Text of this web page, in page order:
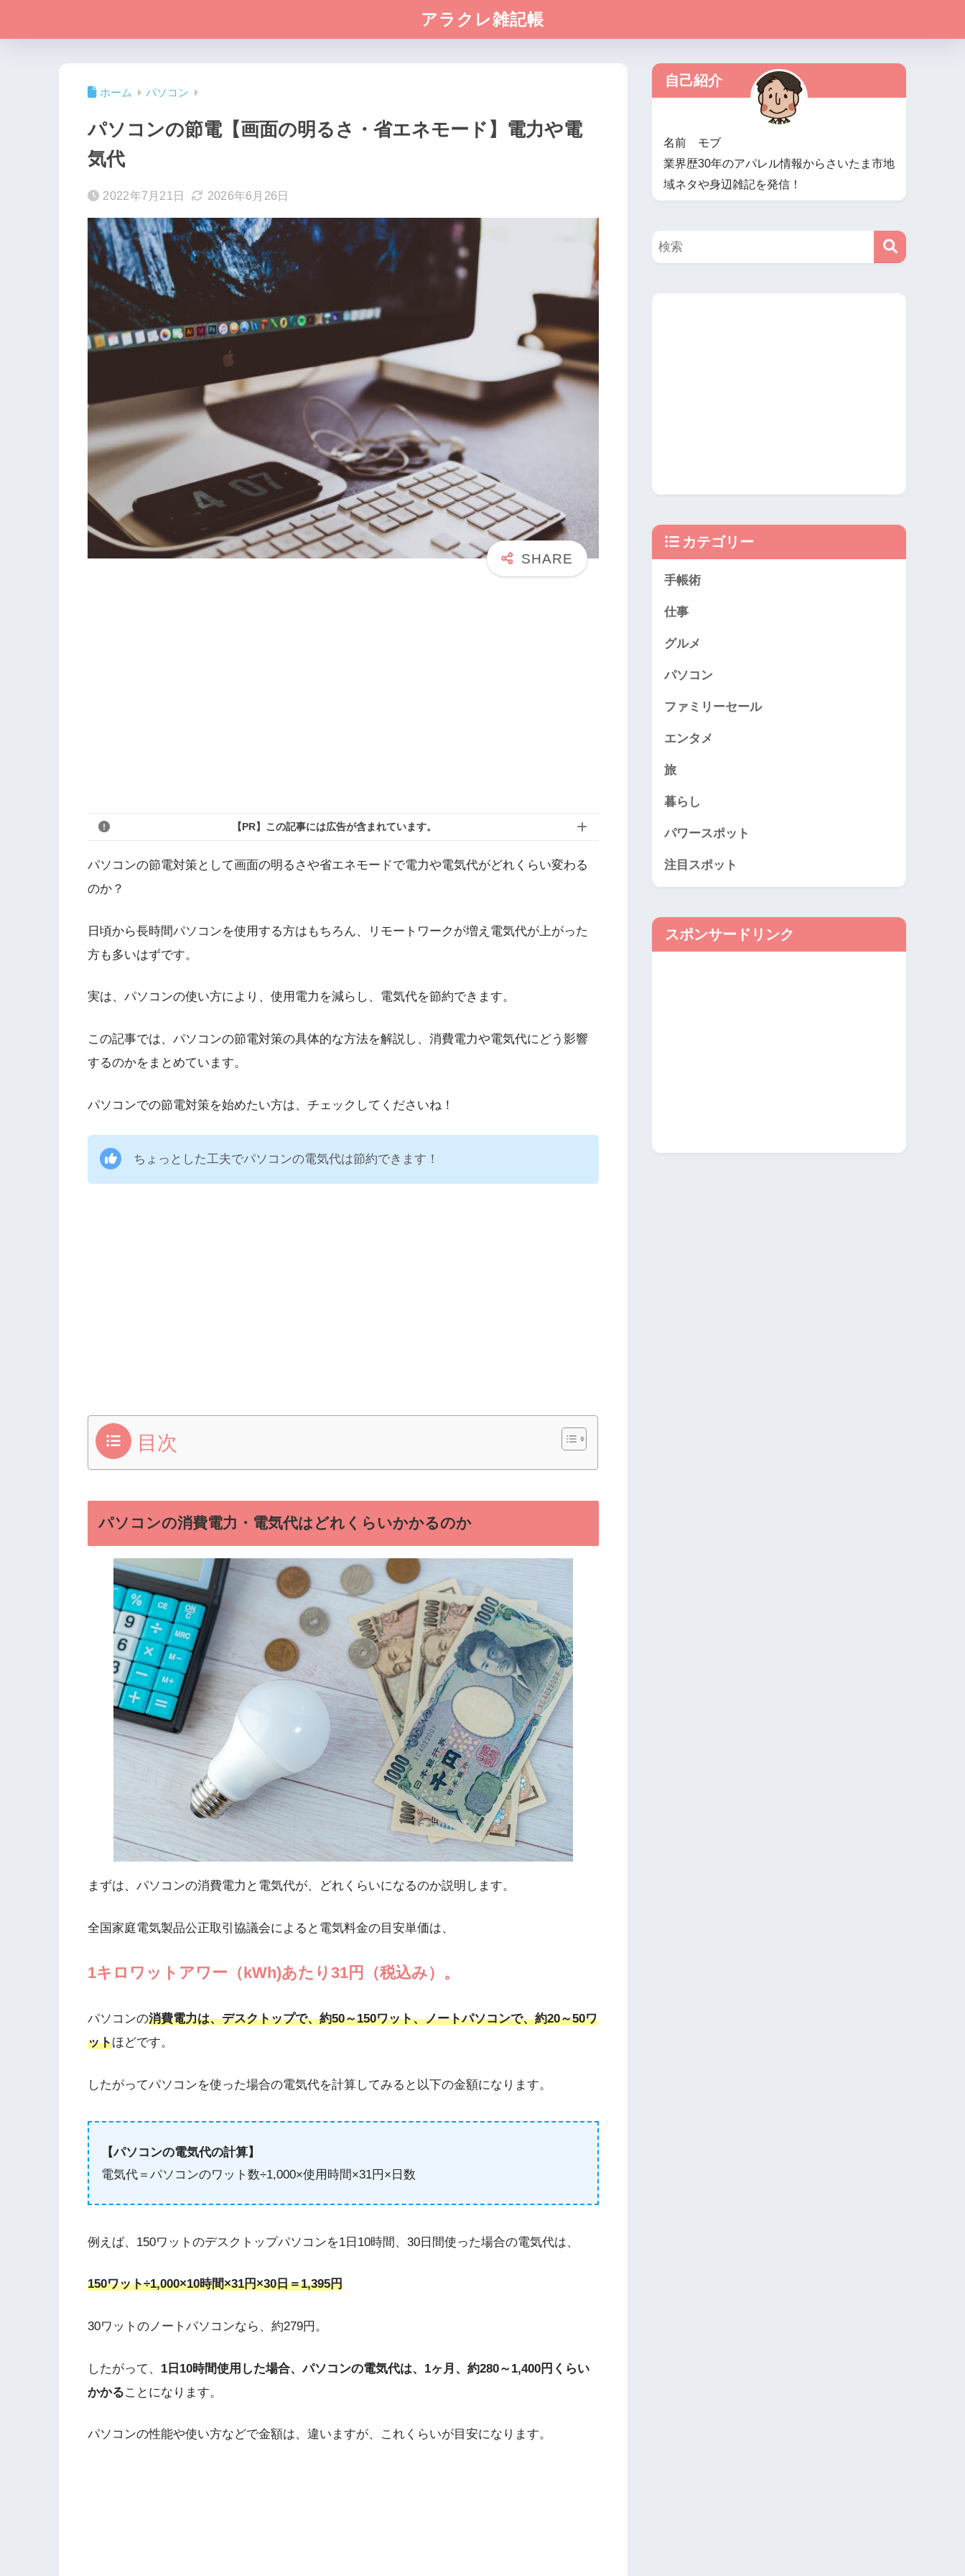
アラクレ雑記帳
ホーム パソコン
パソコンの節電【画面の明るさ・省エネモード】電力や電
気代
2022年7月21日 2026年6月26日
【PR】この記事には広告が含まれています。
パソコンの節電対策として画面の明るさや省エネモードで電力や電気代がどれくらい変わる
のか？
日頃から長時間パソコンを使用する方はもちろん、リモートワークが増え電気代が上がった
方も多いはずです。
実は、パソコンの使い方により、使用電力を減らし、電気代を節約できます。
この記事では、パソコンの節電対策の具体的な方法を解説し、消費電力や電気代にどう影響
するのかをまとめています。
パソコンでの節電対策を始めたい方は、チェックしてくださいね！
ちょっとした工夫でパソコンの電気代は節約できます！
目次
パソコンの消費電力・電気代はどれくらいかかるのか
まずは、パソコンの消費電力と電気代が、どれくらいになるのか説明します。
全国家庭電気製品公正取引協議会によると電気料金の目安単価は、
1キロワットアワー（kWh)あたり31円（税込み）。
パソコンの消費電力は、デスクトップで、約50～150ワット、ノートパソコンで、約20～50ワ
ットほどです。
したがってパソコンを使った場合の電気代を計算してみると以下の金額になります。
【パソコンの電気代の計算】
電気代＝パソコンのワット数÷1,000×使用時間×31円×日数
例えば、150ワットのデスクトップパソコンを1日10時間、30日間使った場合の電気代は、
150ワット÷1,000×10時間×31円×30日＝1,395円
30ワットのノートパソコンなら、約279円。
したがって、 1日10時間使用した場合、パソコンの電気代は、1ヶ月、約280～1,400円くらい
かかることになります。
パソコンの性能や使い方などで金額は、違いますが、これくらいが目安になります。
自己紹介
名前 モブ
業界歴30年のアパレル情報からさいたま市地
域ネタや身辺雑記を発信！
カテゴリー
手帳術
仕事
グルメ
パソコン
ファミリーセール
エンタメ
旅
暮らし
パワースポット
注目スポット
スポンサードリンク